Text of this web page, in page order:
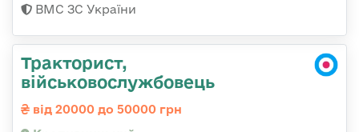
ВМС ЗС України
Тракторист,
військовослужбовець
від 20000 до 50000 грн